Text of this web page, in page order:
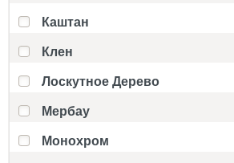
Каштан
Клен
Лоскутное Дерево
Мербау
Монохром